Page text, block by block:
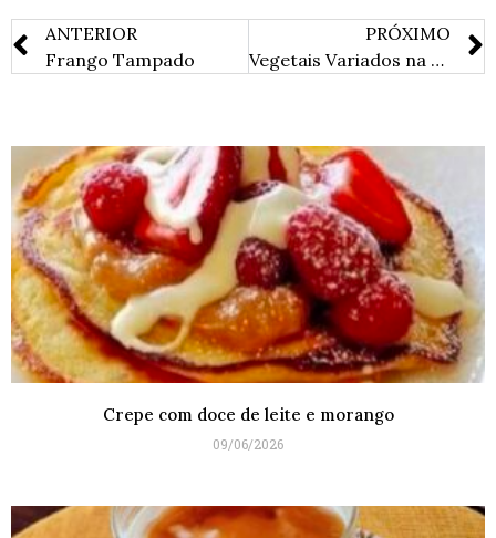
ANTERIOR
Frango Tampado
PRÓXIMO
Vegetais Variados na Grelha
Crepe com doce de leite e morango
09/06/2026